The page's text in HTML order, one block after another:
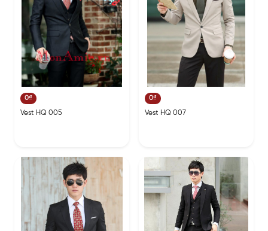
0₫
Vest HQ 005
0₫
Vest HQ 007